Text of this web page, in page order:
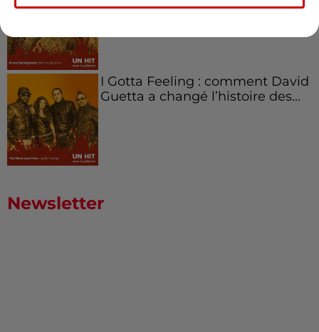
I Gotta Feeling : comment David
Guetta a changé l’histoire des...
Newsletter